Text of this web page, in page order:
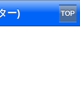
ー) TOP